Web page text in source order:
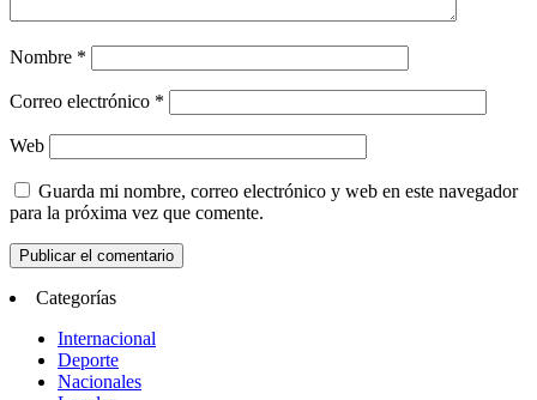
Nombre *
Correo electrónico *
Web
Guarda mi nombre, correo electrónico y web en este navegador
para la próxima vez que comente.
Categorías
Internacional
Deporte
Nacionales